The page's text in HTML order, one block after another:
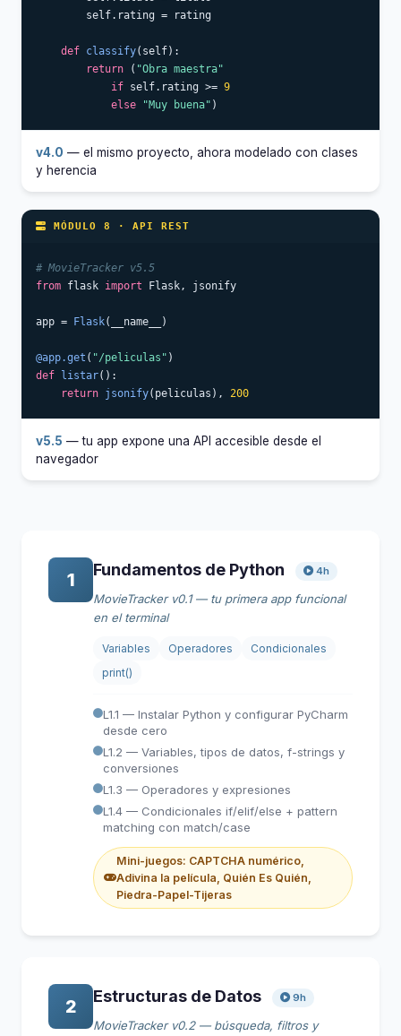
        self.rating = rating
def classify(self):
return ( "Obra maestra"
if self.rating >= 9
else
"Muy buena" )
v4.0 — el mismo proyecto, ahora modelado con clases
y herencia
MÓDULO 8 · API REST
# MovieTracker v5.5
from flask import Flask, jsonify
app = Flask(__name__)
@app.get ( "/peliculas"
def
listar():
return jsonify(peliculas), 200
v5.5 — tu app expone una API accesible desde el
navegador
1 Fundamentos de Python 4h
MovieTracker v0.1 — tu primera app funcional
en el terminal
Variables Operadores
Condicionales
print()
L1.1 — Instalar Python y configurar PyCharm
desde cero
L1.2 — Variables, tipos de datos, f-strings y
conversiones
L1.3 — Operadores y expresiones
L1.4 — Condicionales if/elif/else + pattern
matching con match/case
Mini-juegos: CAPTCHA numérico,
Adivina la película, Quién Es Quién,
Piedra-Papel-Tijeras
2 Estructuras de Datos 9h
MovieTracker v0.2 — búsqueda, filtros y